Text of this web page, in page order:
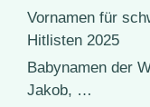
Vornamen für
Hitlisten 2025
Babynamen der
Jakob, …